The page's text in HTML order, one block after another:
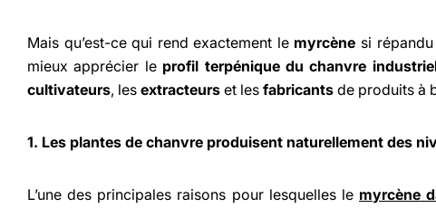
Mais qu’est-ce qui rend exactement le myrcène si
mieux apprécier le profil terpénique du chanvre
cultivateurs, les extracteurs et les fabricants de produits à
1. Les plantes de chanvre produisent naturellement des
L’une des principales raisons pour lesquelles le myrcène